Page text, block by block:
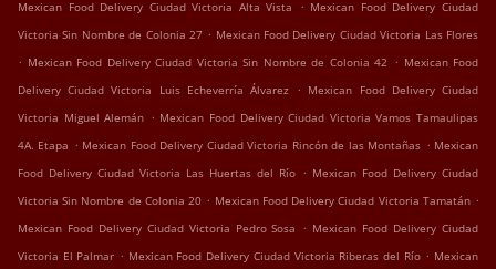
Mexican Food Delivery Ciudad Victoria Alta Vista
. Mexican Food Delivery Ciudad
Victoria Sin Nombre de Colonia 27 . Mexican Food Delivery Ciudad Victoria Las Flores
. Mexican Food Delivery Ciudad Victoria Sin Nombre de Colonia 42 . Mexican Food
Delivery Ciudad Victoria Luis Echeverría Álvarez . Mexican Food Delivery Ciudad
Victoria Miguel Alemán . Mexican Food Delivery Ciudad Victoria Vamos Tamaulipas
4A. Etapa . Mexican Food Delivery Ciudad Victoria Rincón de las Montañas . Mexican
Food Delivery Ciudad Victoria Las Huertas del Río . Mexican Food Delivery Ciudad
Victoria Sin Nombre de Colonia 20 . Mexican Food Delivery Ciudad Victoria Tamatán .
Mexican Food Delivery Ciudad Victoria Pedro Sosa . Mexican Food Delivery Ciudad
Victoria El Palmar . Mexican Food Delivery Ciudad Victoria Riberas del Río . Mexican